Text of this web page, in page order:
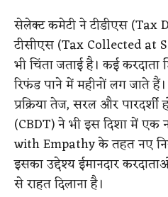
सेलेक्ट कमेटी ने टीडीएस (Tax
टीसीएस (Tax Collected at
भी चिंता जताई है। कई
रिफंड पाने में महीनों लग जाते
प्रक्रिया तेज, सरल और पारदर्शी
(CBDT) ने भी इस दिशा में एक
with Empathy के तहत नए
इसका उद्देश्य ईमानदार
से राहत दिलाना है।